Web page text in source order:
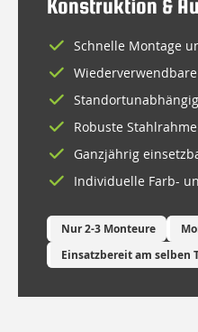
Konstruktion &
Schnelle Montage
Robuste
Ganzjährig
Individuelle Farb-
Nur 2-3 Monteure
Einsatzbereit am selben